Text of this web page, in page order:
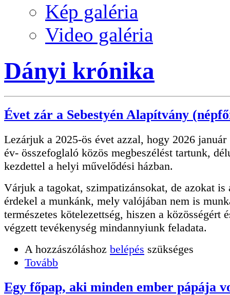
Kép galéria
Video galéria
Dányi krónika
Évet zár a Sebestyén Alapítvány
Lezárjuk a 2025-ös évet azzal, hogy 2026 január
év- összefoglaló közös megbeszélést tartunk,
kezdettel a helyi művelődési házban.
Várjuk a tagokat, szimpatizánsokat, de azokat is
érdekel a munkánk, mely valójában nem is
természetes kötelezettség, hiszen a közösségért
végzett tevékenység mindannyiunk feladata.
A hozzászóláshoz belépés szükséges
Tovább
Egy főpap, aki minden ember pápája